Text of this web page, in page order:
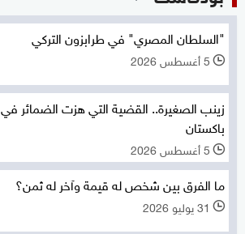
"السلطان المصري" في طرابزون التركي
l 5 أغسطس 2026
زينب الصغيرة.. القضية التي هزت الضمائر في
باكستان
l 5 أغسطس 2026
ما الفرق بين شخص له قيمة وآخر له ثمن؟
l 31 يوليو 2026